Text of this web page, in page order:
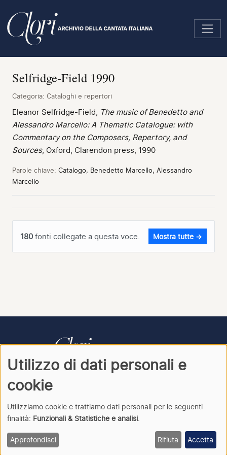
contenuto
principale
Selfridge-Field 1990
Categoria: Cataloghi e repertori
Eleanor Selfridge-Field, The music of Benedetto and
Alessandro Marcello: A Thematic Catalogue: with
Commentary on the Composers, Repertory, and
Sources, Oxford, Clarendon press, 1990
Parole chiave: Catalogo, Benedetto Marcello, Alessandro
Marcello
180 fonti collegate a questa voce. Mostra tutte →
CONTATTI PRIVACY
Clori · Archivio della cantata italiana · © 2026
Utilizzo di dati personali e
cookie
Utilizziamo cookie e trattiamo dati personali per le seguenti
finalità: Funzionali & Statistiche e analisi
Approfondisci Rifiuta Accetta